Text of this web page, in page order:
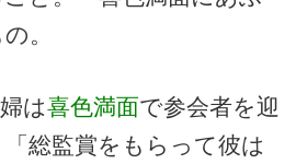
。
は喜色満面で参会者を迎
総監賞をもらって彼は